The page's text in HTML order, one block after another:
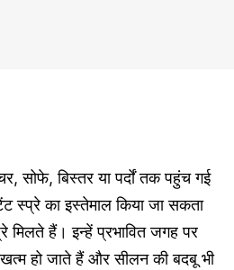
सोफे, बिस्तर या पर्दों तक पहुंच गई
स्प्रे का इस्तेमाल किया जा सकता
मिलते हैं। इन्हें प्रभावित जगह पर
हो जाते हैं और सीलन की बदबू भी